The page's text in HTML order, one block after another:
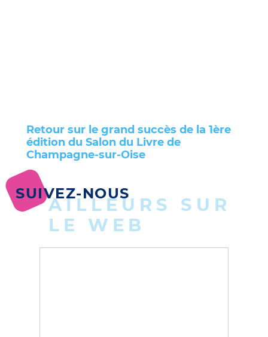
Retour sur le grand succès de la 1ère
édition du Salon du Livre de
Champagne-sur-Oise
SUIVEZ-NOUS
AILLEURS SUR
LE WEB